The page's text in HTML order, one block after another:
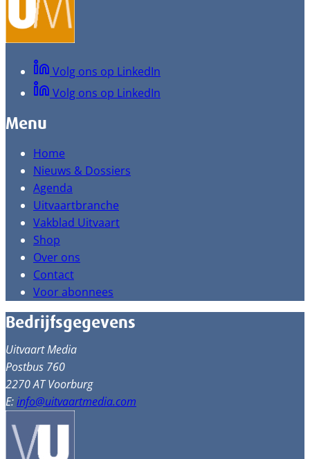
Volg ons op LinkedIn
Volg ons op LinkedIn
Menu
Home
Nieuws & Dossiers
Agenda
Uitvaartbranche
Vakblad Uitvaart
Shop
Over ons
Contact
Voor abonnees
Bedrijfsgegevens
Uitvaart Media
Postbus 760
2270 AT Voorburg
E:info@uitvaartmedia.com